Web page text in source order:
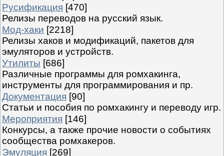
Русификация [470]
Релизы переводов на русский язык.
Мод-хаки [2218]
Релизы хаков и модификаций, пакетов для
эмуляторов и устройств.
Утилиты [686]
Различные программы для ромхакинга,
инструменты для программирования и пр.
Документация [90]
Статьи и пособия по ромхакингу и переводу игр.
Мероприятия [146]
Конкурсы, а также прочие новости о событиях
сообщества ромхакеров.
Эмуляция [269]